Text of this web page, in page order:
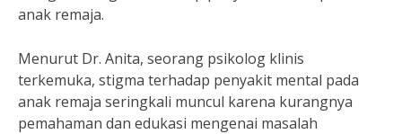
anak remaja.
Menurut Dr. Anita, seorang psikolog klinis
terkemuka, stigma terhadap penyakit mental pada
anak remaja seringkali muncul karena kurangnya
pemahaman dan edukasi mengenai masalah